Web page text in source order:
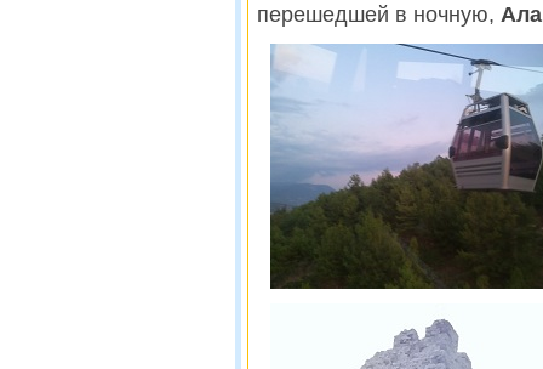
перешедшей в ночную,